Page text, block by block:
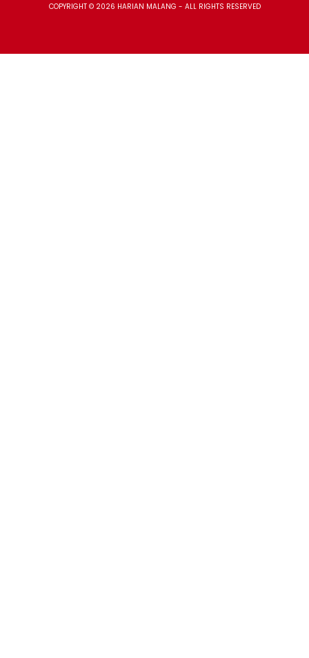
COPYRIGHT © 2026 HARIAN MALANG - ALL RIGHTS RESERVED